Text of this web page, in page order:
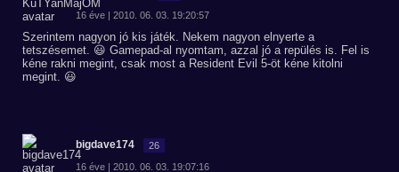
16 éve | 2010. 06. 03. 19:20:57
Szerintem nagyon jó kis játék. Nekem nagyon elnyerte a
tetszésemet. 😃 Gamepad-al nyomtam, azzal jó a repülés is. Fel is
kéne rakni megint, csak most a Resident Evil 5-öt kéne kitolni
megint. 😃
bigdave174 26
16 éve | 2010. 06. 03. 19:07:16